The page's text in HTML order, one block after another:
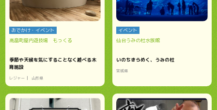
おでかけ・イベント
高畠町屋内遊技場 もっくる
季節や天候を気にすることなく遊べる木
育施設
レジャー 山形県
イベント
仙台うみの杜水族館
いのちきらめく、うみの杜
宮城県